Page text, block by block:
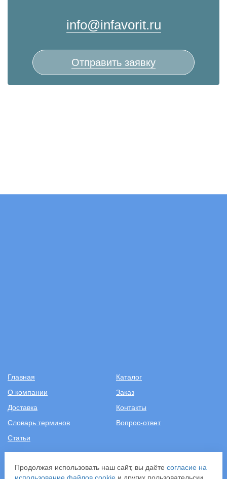
info@infavorit.ru
Отправить заявку
Главная
Каталог
О компании
Заказ
Доставка
Контакты
Словарь терминов
Вопрос-ответ
Статьи
+7 (499) 343-2081
Продолжая использовать наш сайт, вы даёте согласие на
использование файлов cookieи других пользовательских